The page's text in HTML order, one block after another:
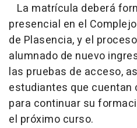
La matrícula deberá
presencial en el
de Plasencia, y el
alumnado de nuevo
las pruebas de acceso,
estudiantes que cuentan
para continuar su
el próximo curso.